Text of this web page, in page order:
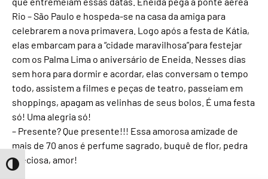
Toggle High Contrast
Rio – São Paulo e hospeda-se na casa da amiga para
celebrarem a nova primavera. Logo após a festa de Kátia,
elas embarcam para a “cidade maravilhosa”para festejar
com os Palma Lima o aniversário de Eneida. Nesses dias
sem hora para dormir e acordar, elas conversam o tempo
todo, assistem a filmes e peças de teatro, passeiam em
shoppings, apagam as velinhas de seus bolos. É uma festa
só! Uma alegria só!
– Presente? Que presente!!! Essa amorosa amizade de
mais de 70 anos é perfume sagrado, buquê de flor, pedra
preciosa, amor!